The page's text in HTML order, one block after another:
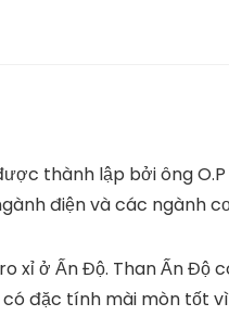
thành lập bởi ông
điện và các ngành
xỉ ở Ấn Độ. Than Ấn Độ
đặc tính mài mòn tốt